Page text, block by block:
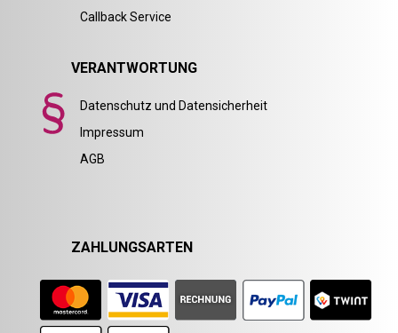
Callback Service
VERANTWORTUNG
Datenschutz und Datensicherheit
Impressum
AGB
ZAHLUNGSARTEN